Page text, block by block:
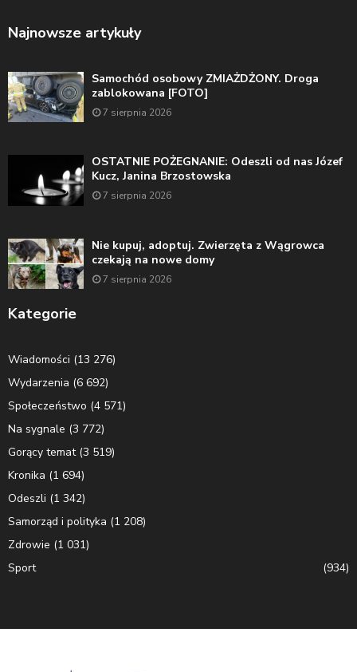
Najnowsze artykuły
Samochód osobowy ZMIAŻDŻONY. Droga
zablokowana [FOTO]
7 sierpnia 2026
OSTATNIE POŻEGNANIE: Odeszli od nas Józef
Kucz, Janina Brzostowska
7 sierpnia 2026
Nie kupuj, adoptuj. Zwierzęta z Wągrowca
czekają na nowe domy
7 sierpnia 2026
Kategorie
Wiadomości (13 276)
Wydarzenia (6 692)
Społeczeństwo (4 571)
Na sygnale (3 772)
Gorący temat(3 519)
Kronika (1 694)
Odeszli (1 342)
Samorząd i polityka (1 208)
Zdrowie (1 031)
Sport
(934)